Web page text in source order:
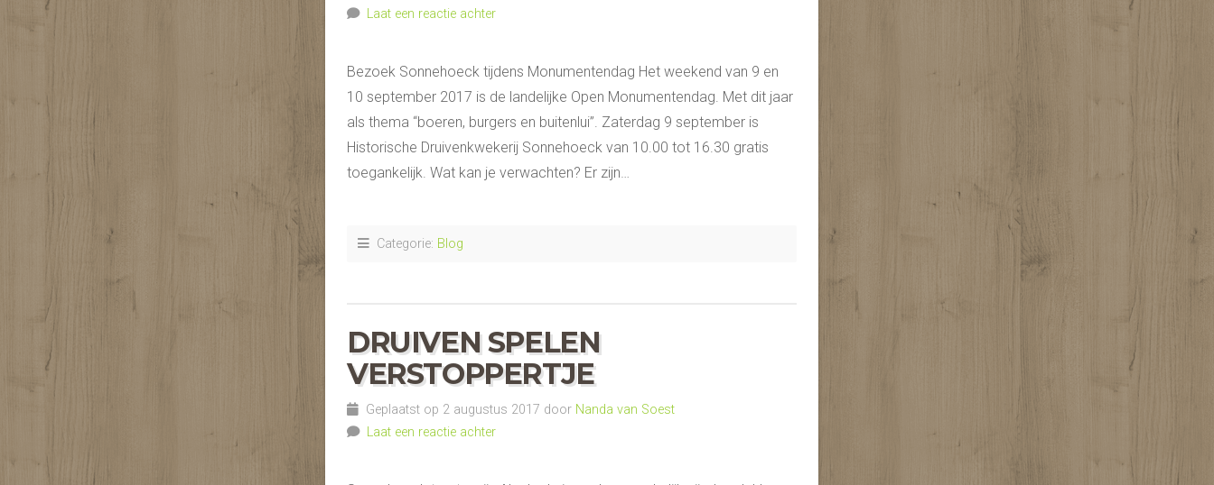
Laat een reactie achter
Bezoek Sonnehoeck tijdens Monumentendag Het weekend van 9 en
10 september 2017 is de landelijke Open Monumentendag. Met dit jaar
als thema “boeren, burgers en buitenlui”. Zaterdag 9 september is
Historische Druivenkwekerij Sonnehoeck van 10.00 tot 16.30 gratis
toegankelijk. Wat kan je verwachten? Er zijn…
Categorie: Blog
DRUIVEN SPELEN
VERSTOPPERTJE
Geplaatst op 2 augustus 2017 door Nanda van Soest
Laat een reactie achter